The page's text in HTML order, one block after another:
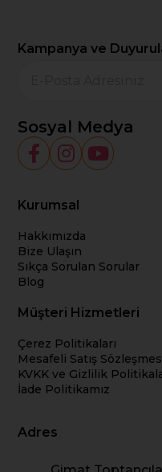
Kampanya ve
Sosyal Medya
Kurumsal
Hakkımızda
Bize Ulaşın
Sıkça Sorulan Sorular
Blog
Müşteri Hizmetleri
Çerez Politikaları
Mesafeli Satış
KVKK ve Gizlilik
İade Politikamız
Adres